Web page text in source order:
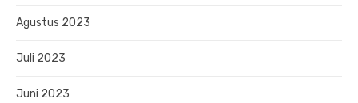
Agustus 2023
Juli 2023
Juni 2023